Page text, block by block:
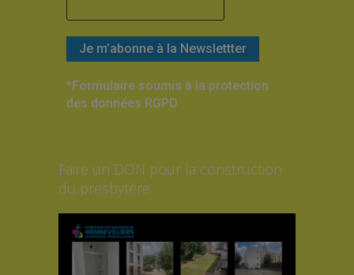
*Formulaire soumis à la protection
des données RGPD
Faire un DON pour la construction
du presbytère